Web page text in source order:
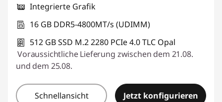
Integrierte Grafik
16 GB DDR5-4800MT/s (UDIMM)
512 GB SSD M.2 2280 PCIe 4.0 TLC Opal
Voraussichtliche Lieferung zwischen dem 21.08.
und dem 25.08.
Schnellansicht Jetzt konfigurieren